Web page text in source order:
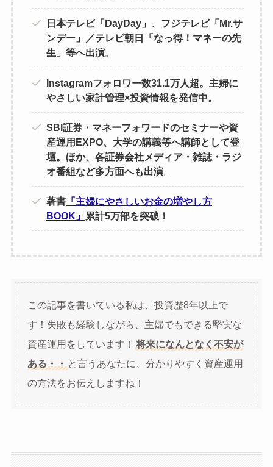
日本テレビ「DayDay」、フジテレビ「Mr.サ
ンデー」／テレビ朝日「なっ得！マネーの先
生」等へ出演。
Instagramフォロワー数31.1万人超。主婦に
やさしい家計管理×投資情報を発信中。
SBI証券・マネーフォワードのセミナーや資
産運用EXPO、大学の講義等へ講師として登
壇。ほか、各証券会社メディア・雑誌・ラジ
オ番組など多方面へも出演。
著書 「主婦にやさしいお金の増やし方
BOOK」 累計5万部を突破！
この記事を書いている私は、投資歴8年以上で
す！失敗も経験しながら、主婦でもできる堅実な
資産運用をしています！ 将来になんとなく不安が
ある・・
と言うあなたに、分かりやすく資産運用
の方法をお伝えしますね！